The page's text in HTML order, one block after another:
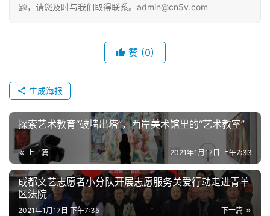
题，请您及时与我们取得联系。admin@cn5v.com
赞 (0)
生成海报
探索艺术教育“破墙出塔”，西岸美术馆里的“艺术教室”
上一篇 2021年1月17日 上午7:33
成都文艺志愿者小分队开展志愿服务关爱行动走进青羊
区法院
下一篇
2021年1月17日 下午7:35